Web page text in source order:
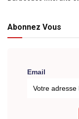
Abonnez Vous
Email